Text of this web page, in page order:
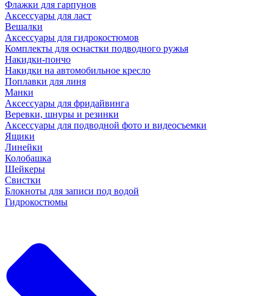
Флажки для гарпунов
Аксессуары для ласт
Вешалки
Аксессуары для гидрокостюмов
Комплекты для оснастки подводного ружья
Накидки-пончо
Накидки на автомобильное кресло
Поплавки для линя
Манки
Аксессуары для фридайвинга
Веревки, шнуры и резинки
Аксессуары для подводной фото и видеосъемки
Ящики
Линейки
Колобашка
Шейкеры
Свистки
Блокноты для записи под водой
Гидрокостюмы